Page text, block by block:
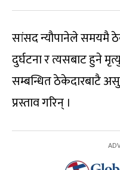
सांसद न्यौपानेले समयमै
दुर्घटना र त्यसबाट हुने
सम्बन्धित ठेकेदारबाटै
प्रस्ताव गरिन् ।